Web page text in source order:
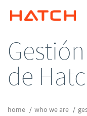
de
home who we are